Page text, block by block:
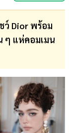
Dior พร้อม
ๆ แห่คอมเมน